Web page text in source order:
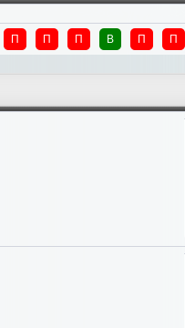
П П П В П П